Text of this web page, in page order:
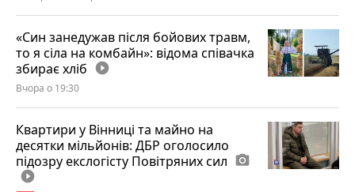
«Син занедужав після бойових травм,
то я сіла на комбайн»: відома співачка
збирає хліб play_circle_filled
Вчора о 19:30
Квартири у Вінниці та майно на
десятки мільйонів: ДБР оголосило
підозру екслогісту Повітряних сил photo_camera
play_circle_filled